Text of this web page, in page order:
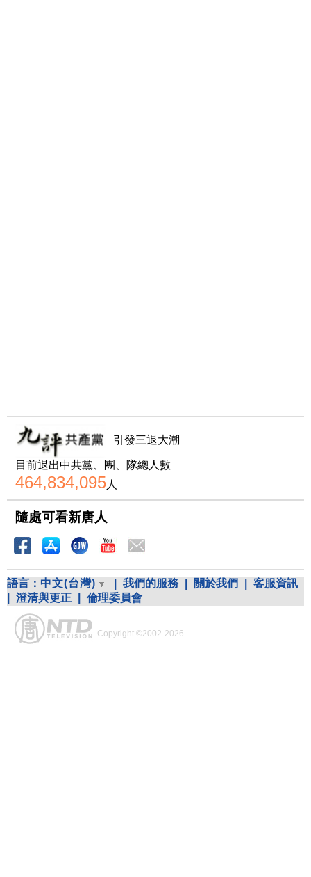
引發三退大潮
目前退出中共黨、團、隊總人數
464,834,095人
隨處可看新唐人
語言： 中文(台灣) 我們的服務 關於我們
客服資訊
澄清與更正 倫理委員會
Copyright ©2002-2026